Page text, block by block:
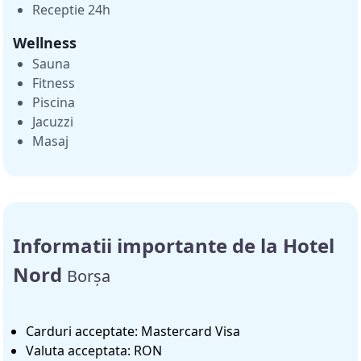
Receptie 24h
Wellness
Sauna
Fitness
Piscina
Jacuzzi
Masaj
Informatii importante de la Hotel
Nord Borșa
Carduri acceptate: Mastercard Visa
Valuta acceptata: RON